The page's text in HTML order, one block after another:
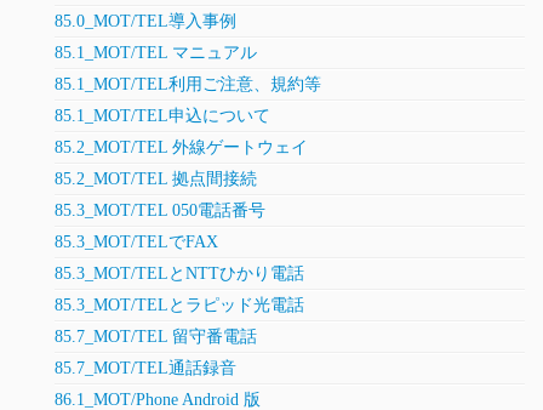
85.0_MOT/TEL導入事例
85.1_MOT/TEL マニュアル
85.1_MOT/TEL利用ご注意、規約等
85.1_MOT/TEL申込について
85.2_MOT/TEL 外線ゲートウェイ
85.2_MOT/TEL 拠点間接続
85.3_MOT/TEL 050電話番号
85.3_MOT/TELでFAX
85.3_MOT/TELとNTTひかり電話
85.3_MOT/TELとラピッド光電話
85.7_MOT/TEL 留守番電話
85.7_MOT/TEL通話録音
86.1_MOT/Phone Android 版